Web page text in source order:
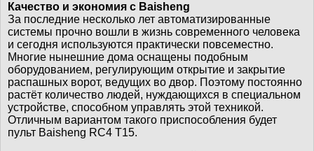
Качество и экономия с Baisheng
За последние несколько лет автоматизированные
системы прочно вошли в жизнь современного человека
и сегодня используются практически повсеместно.
Многие нынешние дома оснащены подобным
оборудованием, регулирующим открытие и закрытие
распашных ворот, ведущих во двор. Поэтому постоянно
растёт количество людей, нуждающихся в специальном
устройстве, способном управлять этой техникой.
Отличным вариантом такого приспособления будет
пульт Baisheng RC4 T15.